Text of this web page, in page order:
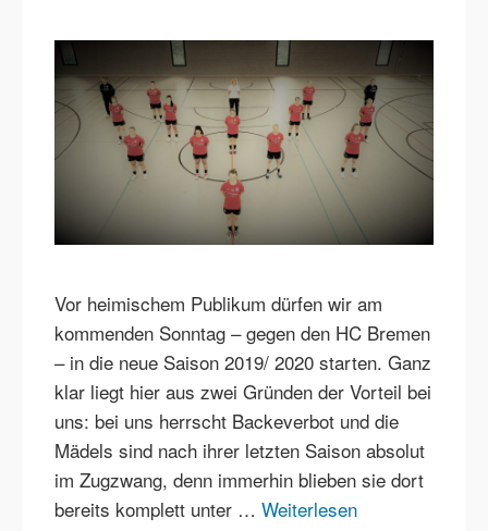
Vor heimischem Publikum dürfen wir am
kommenden Sonntag – gegen den HC Bremen
– in die neue Saison 2019/ 2020 starten. Ganz
klar liegt hier aus zwei Gründen der Vorteil bei
uns: bei uns herrscht Backeverbot und die
Mädels sind nach ihrer letzten Saison absolut
im Zugzwang, denn immerhin blieben sie dort
bereits komplett unter … Weiterlesen